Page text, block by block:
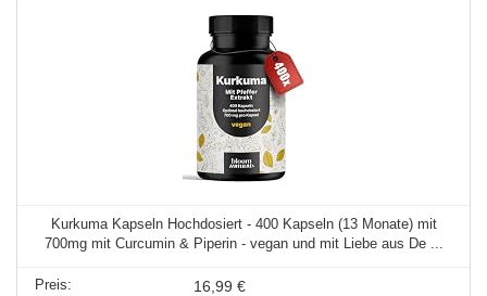
Kurkuma Kapseln Hochdosiert - 400 Kapseln (13 Monate) mit
700mg mit Curcumin & Piperin - vegan und mit Liebe aus De ...
16,99 €